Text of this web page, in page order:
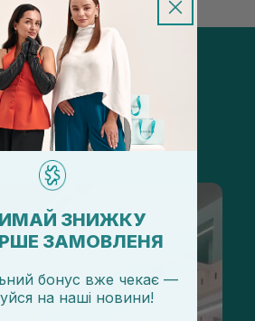
в Instagram
ЗНИЖКУ
ЗАМОВЛЕНЯ
бонус вже чекає —
на наші новини!